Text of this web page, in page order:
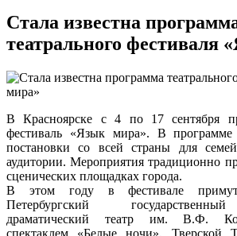
Стала известна
театрального фестиваля
В Красноярске с 4 по 17 сентября
фестиваль «Язык мира». В
постановки со всей страны для
аудитории. Мероприятия традиционно
сценических площадках города.
В этом году в фестивале
Петербургский
драматический театр им. В.Ф.
спектаклем «Белые ночи», Тверской